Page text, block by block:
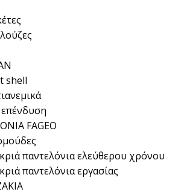
shell
FAGEO
παντελόνια ελεύθερου χρόνου
παντελόνια εργασίας